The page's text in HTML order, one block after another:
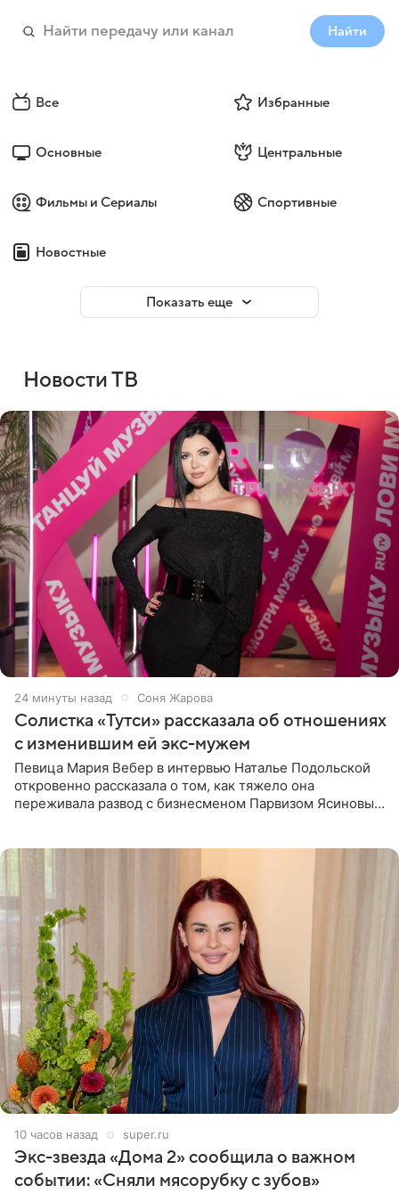
Найти
Все Избранные
Основные Центральные
Фильмы и Сериалы Спортивные
Новостные
Показать еще
Новости ТВ
25 минут назад Соня Жарова
Солистка «Тутси» рассказала об отношениях
с изменившим ей экс-мужем
Певица Мария Вебер в интервью Наталье Подольской
откровенно рассказала о том, как тяжело она
переживала развод с бизнесменом Парвизом Ясиновым.
10 часов назад super.ru
Экс-звезда «Дома 2» сообщила о важном
событии: «Сняли мясорубку с зубов»